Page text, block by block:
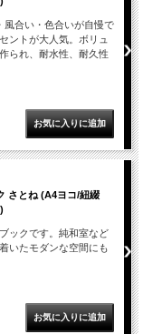
風合い・色合いが自慢で
ントが大人気。ボリュ
られ、耐水性、耐久性
さとね (A4ヨコ/紐綴
ックです。純和室など
いたモダンな空間にも